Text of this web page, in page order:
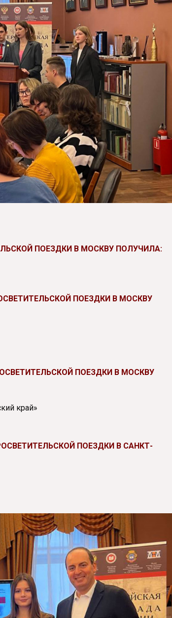
ПОЕЗДКИ В МОСКВУ ПОЛУЧИЛА:
ПОЕЗДКИ В МОСКВУ
ПОЕЗДКИ В МОСКВУ
край»
ПОЕЗДКИ В САНКТ-